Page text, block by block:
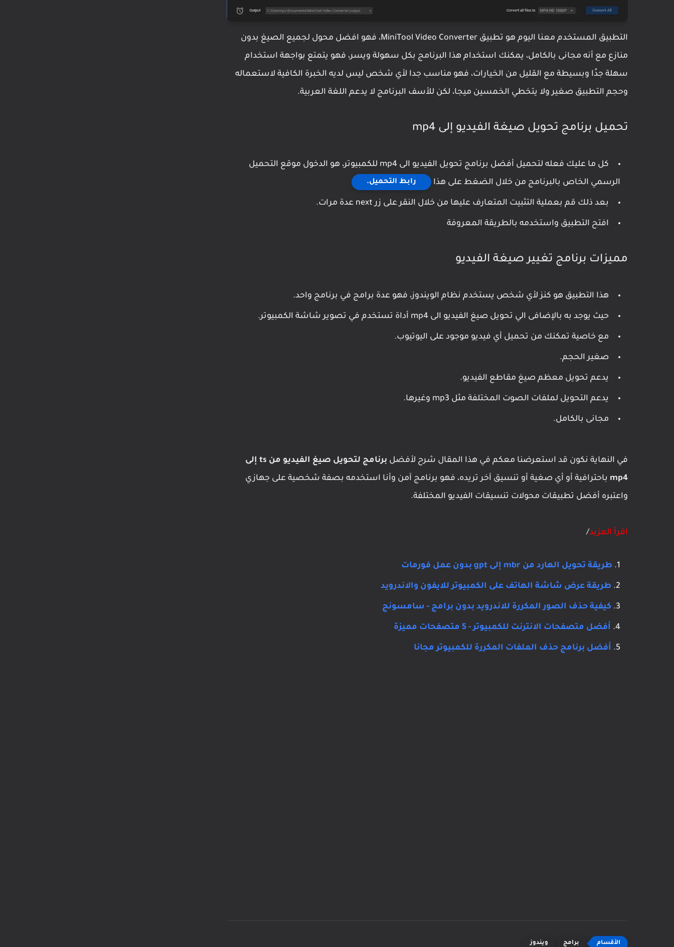
التطبيق المستخدم معنا اليوم هو تطبيق MiniTool Video Converter، فهو افضل محول لجميع الصيغ بدون
منازع مع أنه مجانى بالكامل، يمكنك استخدام هذا البرنامج بكل سهولة ويسر، فهو يتمتع بواجهة استخدام
سهلة جدًا وبسيطة مع القليل من الخيارات، فهو مناسب جدا لأي شخص ليس لديه الخبرة الكافية لاستعماله
وحجم التطبيق صغير ولا يتخطي الخمسين ميجا، لكن للأسف البرنامج لا يدعم اللغة العربية.
تحميل برنامج تحويل صيغة الفيديو إلى mp4
كل ما عليك فعله لتحميل أفضل برنامج تحويل الفيديو الى mp4 للكمبيوتر، هو الدخول موقع التحميل
الرسمي الخاص بالبرنامج من خلال الضغط على هذا
رابط التحميل.
بعد ذلك قم بعملية التثبيت المتعارف عليها من خلال النقر على زر next عدة مرات.
افتح التطبيق واستخدمه بالطريقة المعروفة
مميزات برنامج تغيير صيغة الفيديو
هذا التطبيق هو كنز لأي شخص يستخدم نظام الويندوز، فهو عدة برامج في برنامج واحد.
حيث يوجد به بالإضافى الي تحويل صيغ الفيديو الى mp4 أداة تستخدم في تصوير شاشة الكمبيوتر.
مع خاصية تمكنك من تحميل أي فيديو موجود على اليوتيوب.
صغير الحجم.
يدعم تحويل معظم صيغ مقاطع الفيديو.
يدعم التحويل لملفات الصوت المختلفة مثل mp3 وغيرها.
مجانى بالكامل.
في النهاية نكون قد استعرضنا معكم في هذا المقال شرح لأفضل
برنامج لتحويل صيغ الفيديو من ts إلى
mp4 باحترافية أو أي صغية أو تنسيق آخر تريده، فهو برنامج آمن وأنا استخدمه بصفة شخصية على جهازي
واعتبره أفضل تطبيقات محولات تنسيقات الفيديو المختلفة.
اقرأ المزيد/
طريقة تحويل الهارد من mbr إلى gpt بدون عمل فورمات
طريقة عرض شاشة الهاتف على الكمبيوتر للايفون والاندرويد
كيفية حذف الصور المكررة للاندرويد بدون برامج - سامسونج
أفضل متصفحات الانترنت للكمبيوتر - 5 متصفحات مميزة
أفضل برنامج حذف الملفات المكررة للكمبيوتر مجانا
برامج ويندوز